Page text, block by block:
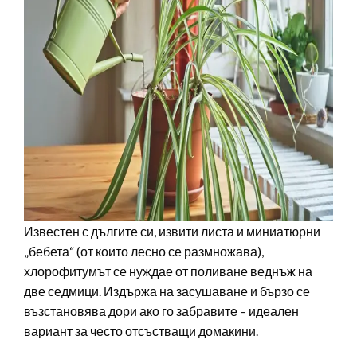
Известен с дългите си, извити листа и миниатюрни
„бебета“ (от които лесно се размножава),
хлорофитумът се нуждае от поливане веднъж на
две седмици. Издържа на засушаване и бързо се
възстановява дори ако го забравите – идеален
вариант за често отсъстващи домакини.